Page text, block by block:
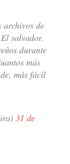
archivos de
salvador.
durante
más
más fácil
31 de